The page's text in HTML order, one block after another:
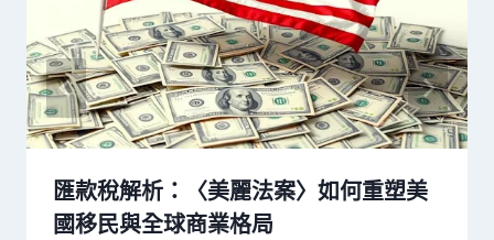
匯款稅解析：〈美麗法案〉如何重塑美
國移民與全球商業格局